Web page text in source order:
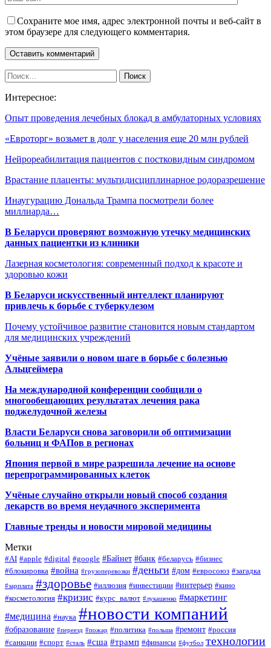
Сохраните мое имя, адрес электронной почты и веб-сайт в
этом браузере для следующего комментария.
Интересное:
Опыт проведения лечебных блокад в амбулаторных условиях
«Евроторг» возьмет в долг у населения еще 20 млн рублей
Нейрореабилитация пациентов с постковидным синдромом
Врастание плаценты: мультидисциплинарное родоразрешение
Инаугурацию Дональда Трампа посмотрели более
миллиарда…
В Беларуси проверяют возможную утечку медицинских
данных пациентки из клиники
Лазерная косметология: современный подход к красоте и
здоровью кожи
В Беларуси искусственный интеллект планируют
привлечь к борьбе с туберкулезом
Почему устойчивое развитие становится новым стандартом
для медицинских учреждений
Учёные заявили о новом шаге в борьбе с болезнью
Альцгеймера
На международной конференции сообщили о
многообещающих результатах лечения рака
поджелудочной железы
Власти Беларуси снова заговорили об оптимизации
больниц и ФАПов в регионах
Япония первой в мире разрешила лечение на основе
перепрограммированных клеток
Учёные случайно открыли новый способ создания
лекарств во время неудачного эксперимента
Главные тренды и новости мировой медицины
Метки
#AI #apple #digital #google #Байнет #банк #беларусь #бизнес
#блокировка #война #грузоперевозки #деньги #дом #евросоюз #загадка
#зарплата #здоровье #иллюзия #инвестиции #интерьер #кино
#косметология #кризис #курс_валют #лукашенко #маркетинг
#медицина #наука #новости компаний
#образование #переезд #пожар #политика #польша #ремонт #россия
#санкции #спорт #сталь #сша #трамп #финансы #футбол технологии